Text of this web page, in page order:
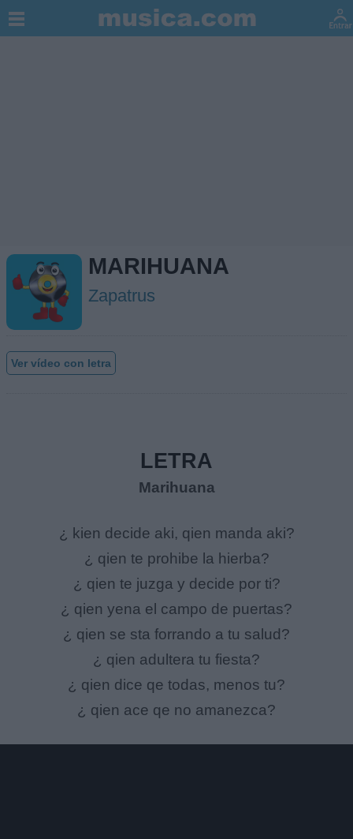
MARIHUANA
Zapatrus
Ver vídeo con letra
LETRA
Marihuana
¿ kien decide aki, qien manda aki?
¿ qien te prohibe la hierba?
¿ qien te juzga y decide por ti?
¿ qien yena el campo de puertas?
¿ qien se sta forrando a tu salud?
¿ qien adultera tu fiesta?
¿ qien dice qe todas, menos tu?
¿ qien ace qe no amanezca?